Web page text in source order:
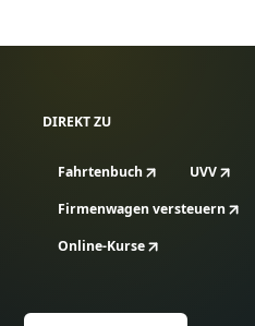
DIREKT ZU
Fahrtenbuch
UVV
Firmenwagen versteuern
Online-Kurse